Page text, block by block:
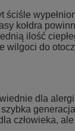
ściśle
kołdra
ilość
wilgoci do
dla
człowieka,